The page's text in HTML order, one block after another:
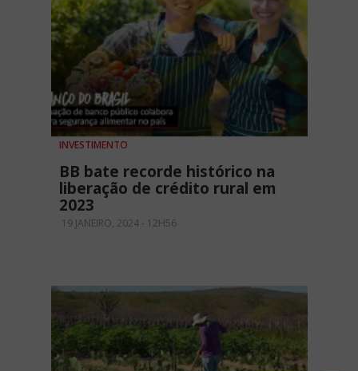
INVESTIMENTO
BB bate recorde histórico na
liberação de crédito rural em
2023
19 JANEIRO, 2024 - 12H56